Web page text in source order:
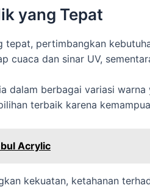
yang Tepat
tepat, pertimbangkan
cuaca dan sinar UV,
dalam berbagai variasi
terbaik karena
Acrylic
kekuatan, ketahanan